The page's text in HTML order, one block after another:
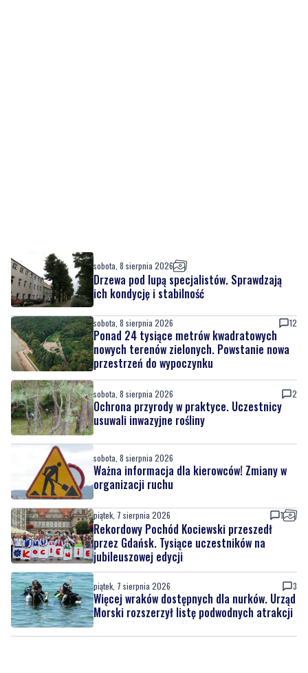
sobota, 8 sierpnia 2026
Drzewa pod lupą specjalistów. Sprawdzają
ich kondycję i stabilność
sobota, 8 sierpnia 2026 12
Ponad 24 tysiące metrów kwadratowych
nowych terenów zielonych. Powstanie nowa
przestrzeń do wypoczynku
sobota, 8 sierpnia 2026 2
Ochrona przyrody w praktyce. Uczestnicy
usuwali inwazyjne rośliny
sobota, 8 sierpnia 2026
Ważna informacja dla kierowców! Zmiany w
organizacji ruchu
piątek, 7 sierpnia 2026 1
Rekordowy Pochód Kociewski przeszedł
przez Gdańsk. Tysiące uczestników na
jubileuszowej edycji
piątek, 7 sierpnia 2026 3
Więcej wraków dostępnych dla nurków. Urząd
Morski rozszerzył listę podwodnych atrakcji